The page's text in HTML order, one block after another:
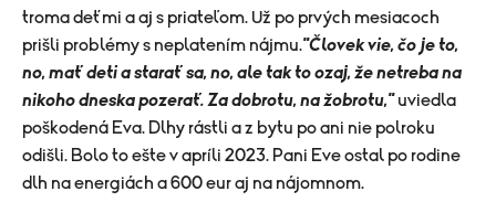
troma deťmi a aj s priateľom. Už po prvých mesiacoch
prišli problémy s neplatením nájmu."Človek vie, čo je to,
no, mať deti a starať sa, no, ale tak to ozaj, že netreba na
nikoho dneska pozerať. Za dobrotu, na žobrotu," uviedla
poškodená Eva. Dlhy rástli a z bytu po ani nie polroku
odišli. Bolo to ešte v apríli 2023. Pani Eve ostal po rodine
dlh na energiách a 600 eur aj na nájomnom.